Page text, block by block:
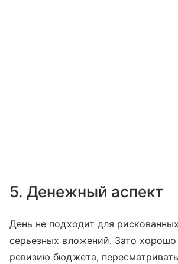
5. Денежный аспект
День не подходит для
серьезных вложений. Зато
ревизию бюджета,